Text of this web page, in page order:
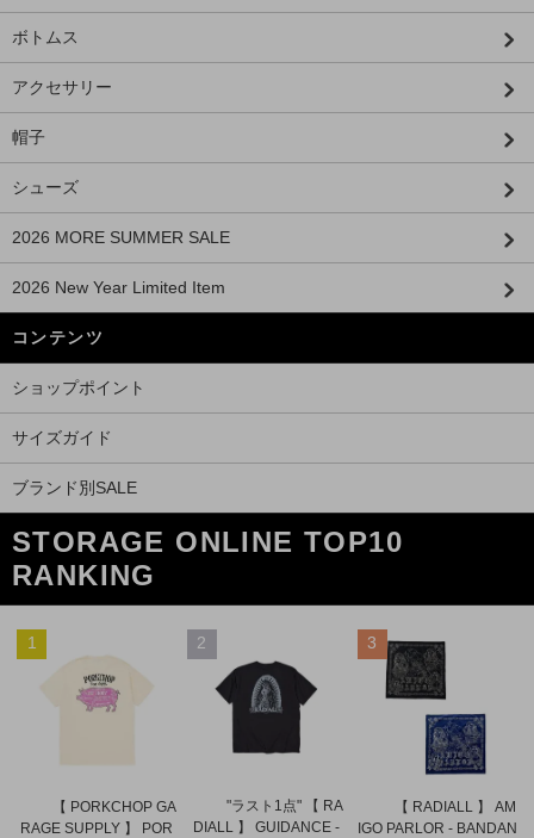
ボトムス
アクセサリー
帽子
シューズ
2026 MORE SUMMER SALE
2026 New Year Limited Item
コンテンツ
ショップポイント
サイズガイド
ブランド別SALE
STORAGE ONLINE TOP10
RANKING
1
【 PORKCHOP GA
RAGE SUPPLY 】 POR
2
"ラスト1点" 【 RA
DIALL 】 GUIDANCE -
3
【 RADIALL 】 AM
IGO PARLOR - BANDAN